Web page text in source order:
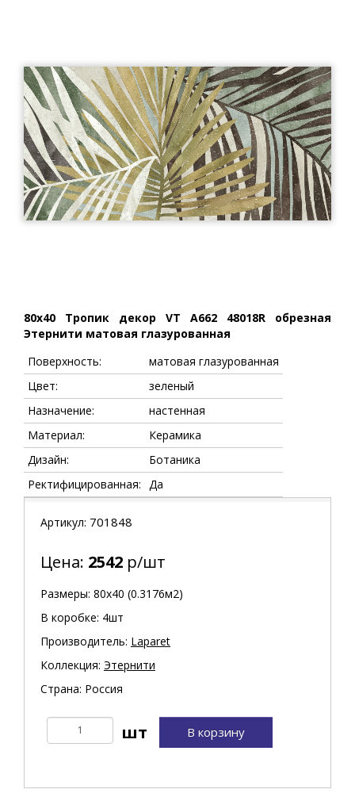
80x40 Тропик декор VT A662 48018R обрезная
Этернити матовая глазурованная
Поверхность:
матовая глазурованная
Цвет:
зеленый
Назначение:
настенная
Материал:
Керамика
Дизайн:
Ботаника
Ректифицированная: Да
Артикул: 701848
Цена: 2542 р/шт
Размеры: 80х40 (0.3176м2)
В коробке: 4шт
Производитель: Laparet
Коллекция: Этернити
Страна: Россия
В корзину